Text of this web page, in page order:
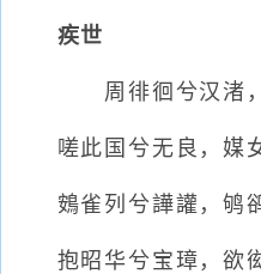
疾世
周徘徊兮汉渚，
嗟此国兮无良，媒女
鴳雀列兮譁讙，鸲鹆
抱昭华兮宝璋，欲衒